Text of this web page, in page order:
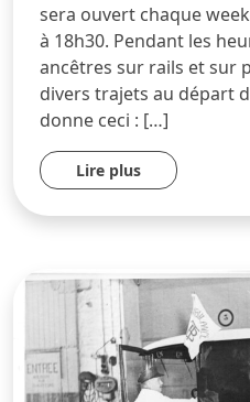
sera ouvert chaque
à 18h30. Pendant les
ancêtres sur rails et sur
divers trajets au départ
donne ceci : […]
Lire plus